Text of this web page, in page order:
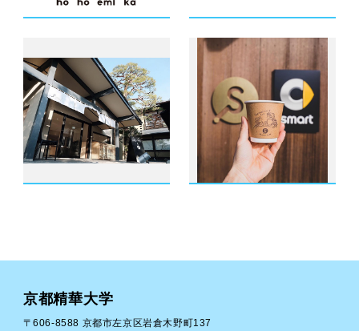
京都精華大学
〒606-8588 京都市左京区岩倉木野町137